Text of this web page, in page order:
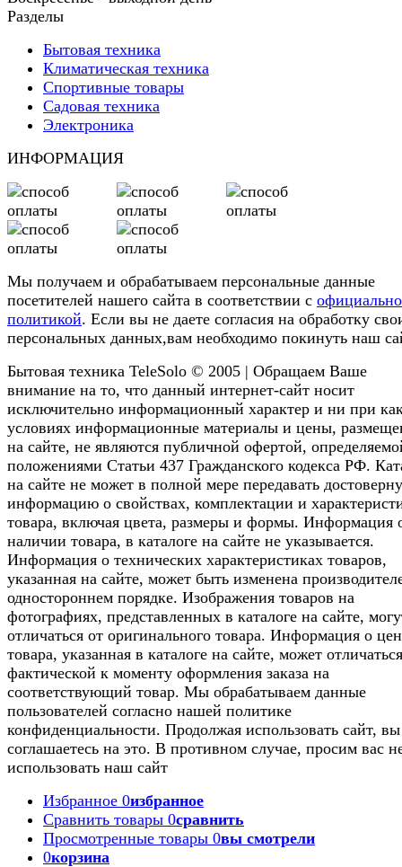
Разделы
Бытовая техника
Климатическая техника
Спортивные товары
Садовая техника
Электроника
ИНФОРМАЦИЯ
Мы получаем и обрабатываем персональные данные
посетителей нашего сайта в соответствии с
политикой. Если вы не даете согласия на обработку
персональных данных,вам необходимо покинуть наш
Бытовая техника TeleSolo © 2005 | Обращаем Ваше
внимание на то, что данный интернет-сайт носит
исключительно информационный характер и ни при
условиях информационные материалы и цены,
на сайте, не являются публичной офертой,
положениями Статьи 437 Гражданского кодекса РФ.
на сайте не может в полной мере передавать
информацию о свойствах, комплектации и
товара, включая цвета, размеры и формы. Информация
наличии товара, в каталоге на сайте не указывается.
Информация о технических характеристиках товаров,
указанная на сайте, может быть изменена
одностороннем порядке. Изображения товаров на
фотографиях, представленных в каталоге на сайте,
отличаться от оригинального товара. Информация о
товара, указанная в каталоге на сайте, может
фактической к моменту оформления заказа на
соответствующий товар. Мы обрабатываем данные
пользователей согласно нашей политике
конфиденциальности. Продолжая использовать сайт, вы
соглашаетесь на это. В противном случае, просим вас
использовать наш сайт
Избранное 0избранное
Сравнить товары 0сравнить
Просмотренные товары 0вы смотрели
0корзина